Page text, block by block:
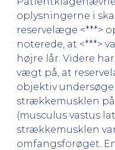
oplysningerne i
reservelæge <***>
noterede, at <***>
højre lår. Videre
vægt på, at
objektiv
strækkemusklen
(musculus vastus
strækkemusklen
omfangsforøget.